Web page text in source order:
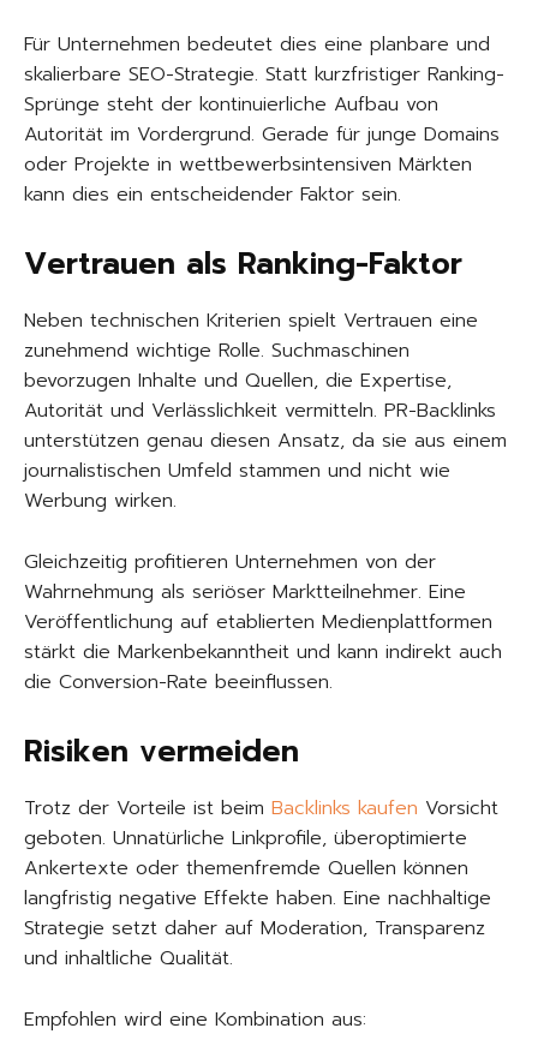
Für Unternehmen bedeutet dies eine planbare und
skalierbare SEO-Strategie. Statt kurzfristiger Ranking-
Sprünge steht der kontinuierliche Aufbau von
Autorität im Vordergrund. Gerade für junge Domains
oder Projekte in wettbewerbsintensiven Märkten
kann dies ein entscheidender Faktor sein.
Vertrauen als Ranking-Faktor
Neben technischen Kriterien spielt Vertrauen eine
zunehmend wichtige Rolle. Suchmaschinen
bevorzugen Inhalte und Quellen, die Expertise,
Autorität und Verlässlichkeit vermitteln. PR-Backlinks
unterstützen genau diesen Ansatz, da sie aus einem
journalistischen Umfeld stammen und nicht wie
Werbung wirken.
Gleichzeitig profitieren Unternehmen von der
Wahrnehmung als seriöser Marktteilnehmer. Eine
Veröffentlichung auf etablierten Medienplattformen
stärkt die Markenbekanntheit und kann indirekt auch
die Conversion-Rate beeinflussen.
Risiken vermeiden
Trotz der Vorteile ist beim Backlinks kaufen Vorsicht
geboten. Unnatürliche Linkprofile, überoptimierte
Ankertexte oder themenfremde Quellen können
langfristig negative Effekte haben. Eine nachhaltige
Strategie setzt daher auf Moderation, Transparenz
und inhaltliche Qualität.
Empfohlen wird eine Kombination aus: